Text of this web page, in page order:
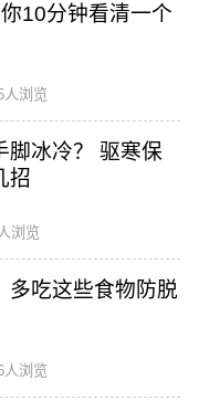
10分钟看清一个
人浏览
脚冰冷？ 驱寒保
招
浏览
多吃这些食物防脱
人浏览